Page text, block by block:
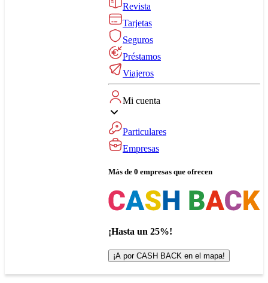
Revista
Tarjetas
Seguros
Préstamos
Viajeros
Mi cuenta
Particulares
Empresas
Más de 0 empresas que ofrecen
¡Hasta un 25%!
¡A por CASH BACK en el mapa!